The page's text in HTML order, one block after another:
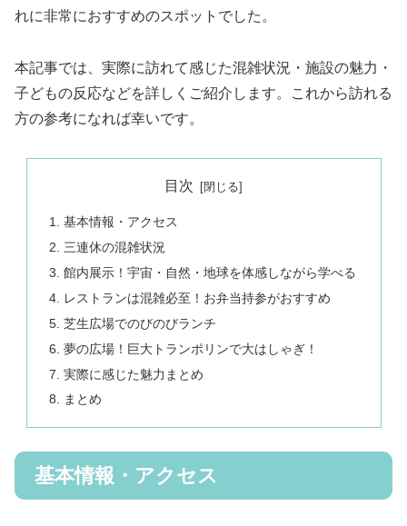
れに非常におすすめのスポットでした。
本記事では、実際に訪れて感じた混雑状況・施設の魅力・
子どもの反応などを詳しくご紹介します。これから訪れる
方の参考になれば幸いです。
目次
基本情報・アクセス
三連休の混雑状況
館内展示！宇宙・自然・地球を体感しながら学べる
レストランは混雑必至！お弁当持参がおすすめ
芝生広場でのびのびランチ
夢の広場！巨大トランポリンで大はしゃぎ！
実際に感じた魅力まとめ
まとめ
基本情報・アクセス